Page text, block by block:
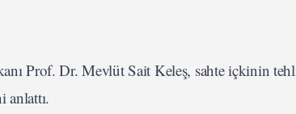
Prof. Dr. Mevlüt Sait Keleş, sahte içkinin
anlattı.